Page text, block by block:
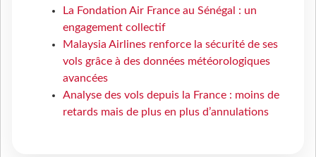
La Fondation Air France au Sénégal : un
engagement collectif
Malaysia Airlines renforce la sécurité de ses
vols grâce à des données météorologiques
avancées
Analyse des vols depuis la France : moins de
retards mais de plus en plus d’annulations